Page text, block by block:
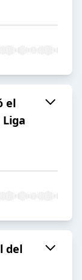
el
del